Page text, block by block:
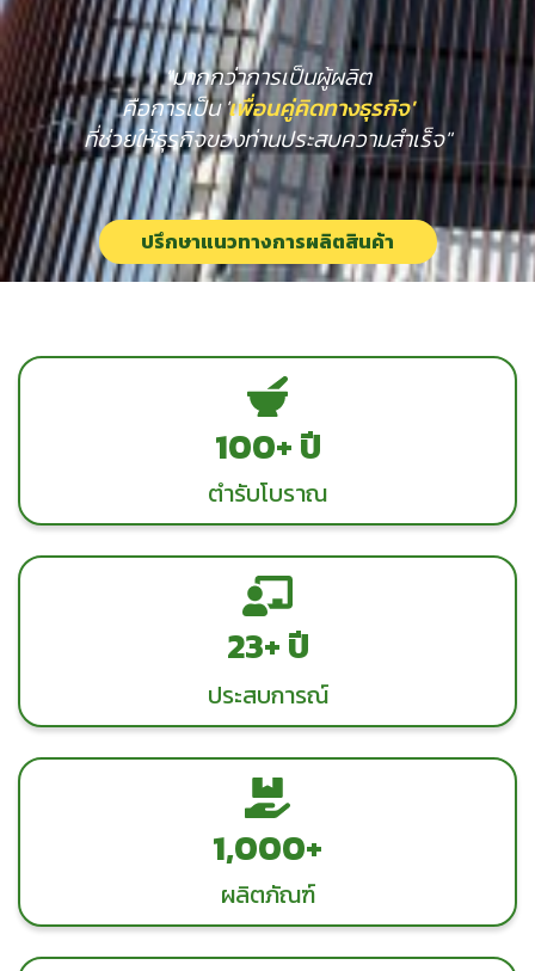
"มากกว่าการเป็นผู้ผลิต
คือการเป็น 'เพื่อนคู่คิดทางธุรกิจ'
ที่ช่วยให้ธุรกิจของท่านประสบความสำเร็จ"
ปรึกษาแนวทางการผลิตสินค้า
100+ ปี
ตำรับโบราณ
23+ ปี
ประสบการณ์
1,000 +
ผลิตภัณฑ์